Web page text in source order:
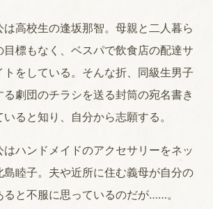
高校生の逢坂那智。母親と二人暮ら
目標もなく、ベスパで飲食店の配達サ
トをしている。そんな折、同級生男子
劇団のチラシを送る封筒の宛名書き
ると知り、自分から志願する。
ハンドメイドのアクセサリーをネッ
島睦子。夫や近所に住む義母が自分の
と不服に思っているのだが……。